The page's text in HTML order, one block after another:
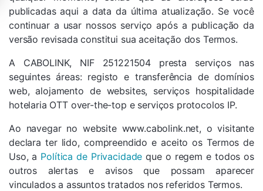
publicadas aqui a data da última atualização. Se você
continuar a usar nossos serviço após a publicação da
versão revisada constitui sua aceitação dos Termos.
A CABOLINK, NIF 251221504 presta serviços nas
seguintes áreas: registo e transferência de domínios
web, alojamento de websites, serviços hospitalidade
hotelaria OTT over-the-top e serviços protocolos IP.
Ao navegar no website www.cabolink.net, o visitante
declara ter lido, compreendido e aceito os Termos de
Uso, a Política de Privacidade que o regem e todos os
outros alertas e avisos que possam aparecer
vinculados a assuntos tratados nos referidos Termos.